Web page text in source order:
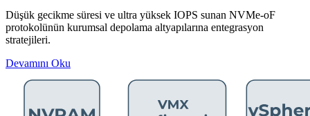
Düşük gecikme süresi ve ultra yüksek IOPS sunan NVMe-oF
protokolünün kurumsal depolama altyapılarına entegrasyon
stratejileri.
Devamını Oku